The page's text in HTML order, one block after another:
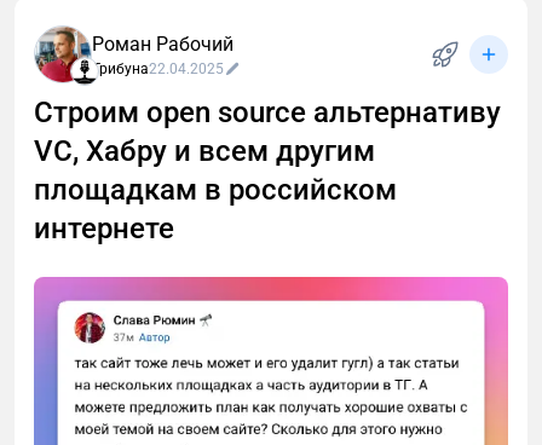
Роман Рабочий
Трибуна22.04.2025
Строим open source альтернативу
VC, Хабру и всем другим
площадкам в российском
интернете